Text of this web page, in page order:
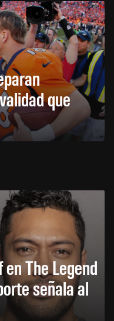
que
The Legend
señala al